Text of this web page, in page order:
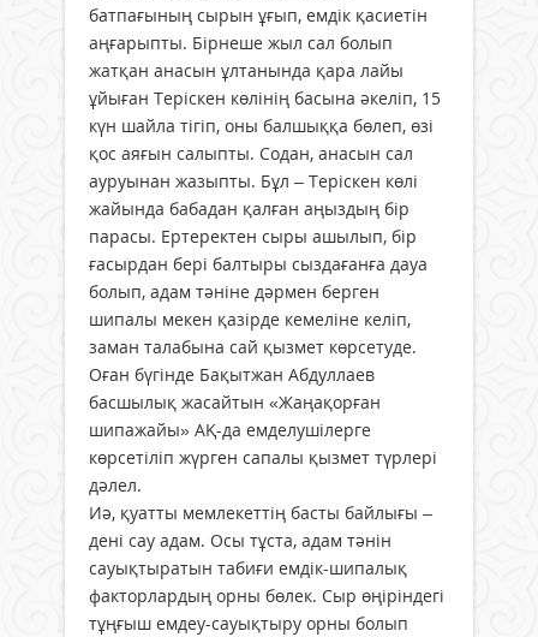
батпағының сырын ұғып, емдік қасиетін
аңғарыпты. Бірнеше жыл сал болып
жатқан анасын ұлтанында қара лайы
ұйыған Теріскен көлінің басына әкеліп, 15
күн шайла тігіп, оны балшыққа бөлеп, өзі
қос аяғын салыпты. Содан, анасын сал
ауруынан жазыпты. Бұл – Теріскен көлі
жайында бабадан қалған аңыздың бір
парасы. Ертеректен сыры ашылып, бір
ғасырдан бері балтыры сыздағанға дауа
болып, адам тәніне дәрмен берген
шипалы мекен қазірде кемеліне келіп,
заман талабына сай қызмет көрсетуде.
Оған бүгінде Бақытжан Абдуллаев
басшылық жасайтын «Жаңақорған
шипажайы» АҚ-да емделушілерге
көрсетіліп жүрген сапалы қызмет түрлері
дәлел.
Иә, қуатты мемлекеттің басты байлығы –
дені сау адам. Осы тұста, адам тәнін
сауықтыратын табиғи емдік-шипалық
факторлардың орны бөлек. Сыр өңіріндегі
тұңғыш емдеу-сауықтыру орны болып